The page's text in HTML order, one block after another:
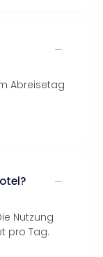
Abreisetag
Nutzung
pro Tag.